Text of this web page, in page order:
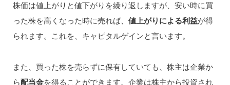
株価は値上がりと値下がりを繰り返しますが、安い時に買
った株を高くなった時に売れば、 値上がりによる利益が得
られます。これを、キャピタルゲインと言います。
また、買った株を売らずに保有していても、株主は企業か
ら配当金を得ることができます。企業は株主から投資され